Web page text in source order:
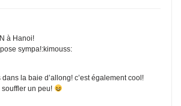
à Hanoi!
sympa!:kimouss:
la baie d’allong! c’est également cool!
un peu!